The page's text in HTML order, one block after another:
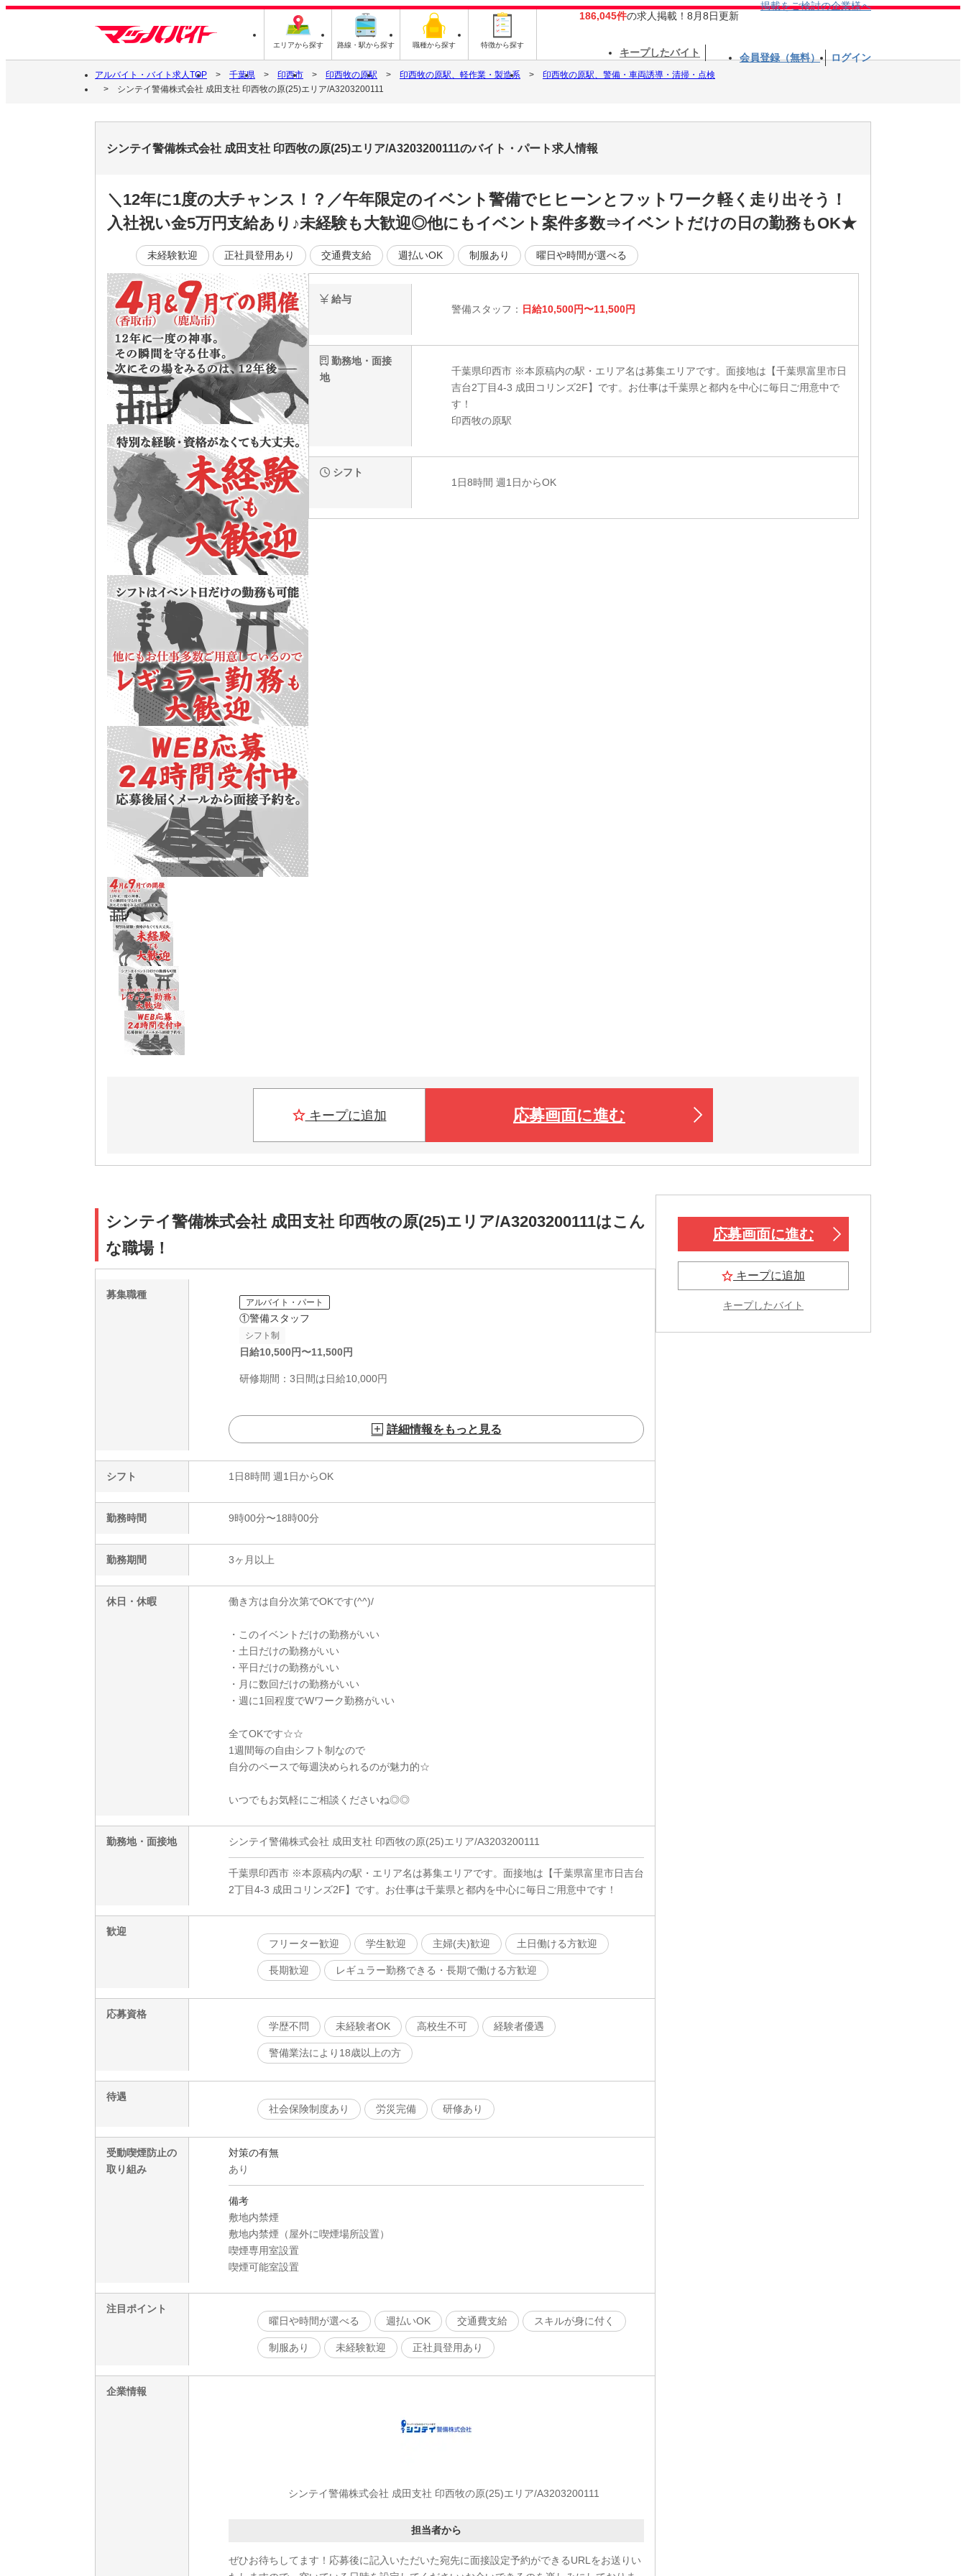
エリアから探す 路線・駅から探す 職種から探す 特徴から探す
186,045件の求人掲載！8月8日更新
掲載をご検討の企業様へ
キープしたバイト 会員登録（無料） ログイン
アルバイト・バイト求人TOP 千葉県 印西市 印西牧の原駅 印西牧の原駅、軽作業・製造系
印西牧の原駅、警備・車両誘導・清掃・点検
シンテイ警備株式会社 成田支社 印西牧の原(25)エリア/A3203200111
シンテイ警備株式会社 成田支社 印西牧の原(25)エリア/A3203200111のバイト・パート求人情報
＼12年に1度の大チャンス！？／午年限定のイベント警備でヒヒーンとフットワーク軽く走り出そう！
入社祝い金5万円支給あり♪未経験も大歓迎◎他にもイベント案件多数⇒イベントだけの日の勤務もOK★
未経験歓迎 正社員登用あり 交通費支給 週払いOK 制服あり 曜日や時間が選べる
給与
警備スタッフ： 日給10,500円〜11,500円
勤務地・面接
地
千葉県印西市 ※本原稿内の駅・エリア名は募集エリアです。面接地は【千葉県富里市日
吉台2丁目4-3 成田コリンズ2F】です。お仕事は千葉県と都内を中心に毎日ご用意中で
す！
印西牧の原駅
シフト
1日8時間 週1日からOK
キープに追加 応募画面に進む
シンテイ警備株式会社 成田支社 印西牧の原(25)エリア/A3203200111はこん
な職場！
募集職種
アルバイト・パート
①警備スタッフ
シフト制
日給10,500円〜11,500円
研修期間：3日間は日給10,000円
詳細情報をもっと見る
シフト 1日8時間 週1日からOK
勤務時間 9時00分〜18時00分
勤務期間 3ヶ月以上
休日・休暇 働き方は自分次第でOKです(^^)/
・このイベントだけの勤務がいい
・土日だけの勤務がいい
・平日だけの勤務がいい
・月に数回だけの勤務がいい
・週に1回程度でWワーク勤務がいい
全てOKです☆☆
1週間毎の自由シフト制なので
自分のペースで毎週決められるのが魅力的☆
いつでもお気軽にご相談くださいね◎◎
勤務地・面接地 シンテイ警備株式会社 成田支社 印西牧の原(25)エリア/A3203200111
千葉県印西市 ※本原稿内の駅・エリア名は募集エリアです。面接地は【千葉県富里市日吉台
2丁目4-3 成田コリンズ2F】です。お仕事は千葉県と都内を中心に毎日ご用意中です！
歓迎
フリーター歓迎
学生歓迎 主婦(夫)歓迎 土日働ける方歓迎
長期歓迎 レギュラー勤務できる・長期で働ける方歓迎
応募資格
学歴不問
未経験者OK 高校生不可 経験者優遇
警備業法により18歳以上の方
待遇
社会保険制度あり
労災完備 研修あり
受動喫煙防止の
取り組み
対策の有無
あり
備考
敷地内禁煙
敷地内禁煙（屋外に喫煙場所設置）
喫煙専用室設置
喫煙可能室設置
注目ポイント
曜日や時間が選べる
週払いOK 交通費支給 スキルが身に付く
制服あり 未経験歓迎 正社員登用あり
企業情報
シンテイ警備株式会社 成田支社 印西牧の原(25)エリア/A3203200111
担当者から
ぜひお待ちしてます！応募後に記入いただいた宛先に面接設定予約ができるURLをお送りい
応募画面に進む
キープに追加
キープしたバイト